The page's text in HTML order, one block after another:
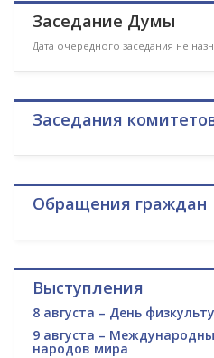
Заседание Думы
Дата очередного заседания не
Заседания
Обращения граждан
Выступления
8 августа – День
9 августа –
народов мира